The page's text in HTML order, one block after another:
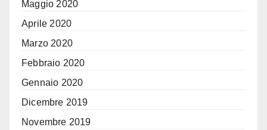
Maggio 2020
Aprile 2020
Marzo 2020
Febbraio 2020
Gennaio 2020
Dicembre 2019
Novembre 2019